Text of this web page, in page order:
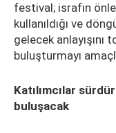
festival; israfın
kullanıldığı ve
gelecek
buluşturmayı
Katılımcılar
buluşacak